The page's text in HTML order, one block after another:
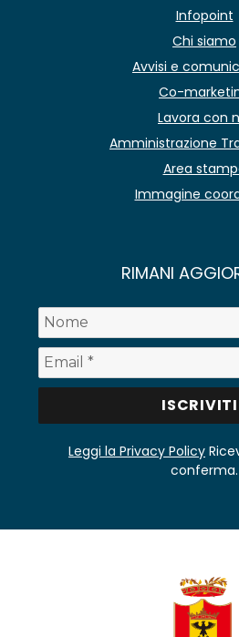
Infopoint
Chi siamo
Avvisi e
Co-
Lavora con
Amministrazione
Area
Immagine
RIMANI
Leggi la Privacy Policy
conferma.